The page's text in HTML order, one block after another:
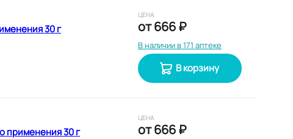
30 г
ЦЕНА
от666 ₽
В наличии в 171 аптеке
В корзину
применения 30 г
ЦЕНА
от666 ₽